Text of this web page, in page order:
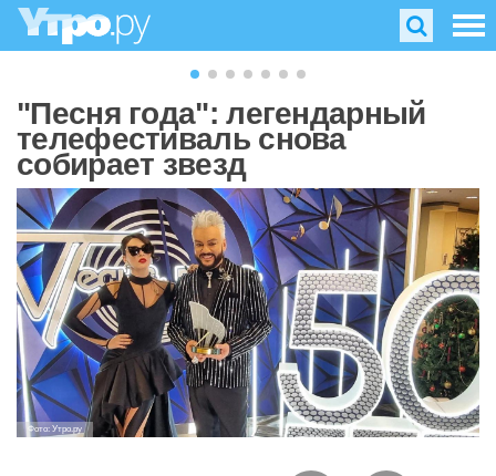
"Песня года": легендарный
телефестиваль снова
собирает звезд
Фото: Утро.ру